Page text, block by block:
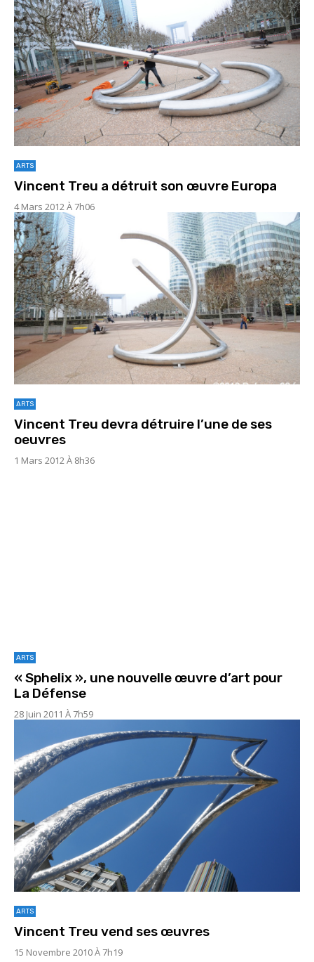
ARTS
Vincent Treu a détruit son œuvre Europa
4 Mars 2012 À 7h06
ARTS
Vincent Treu devra détruire l’une de ses
oeuvres
1 Mars 2012 À 8h36
ARTS
« Sphelix », une nouvelle œuvre d’art pour
La Défense
28 Juin 2011 À 7h59
ARTS
Vincent Treu vend ses œuvres
15 Novembre 2010 À 7h19